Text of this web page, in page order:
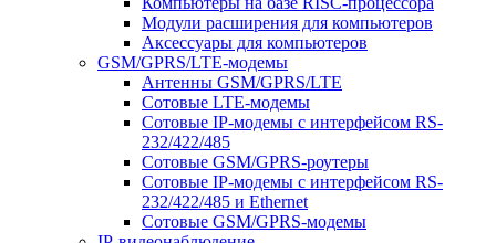
Модули расширения для компьютеров
Аксессуары для компьютеров
GSM/GPRS/LTE-модемы
Антенны GSM/GPRS/LTE
Сотовые LTE-модемы
Сотовые IP-модемы с интерфейсом RS-
232/422/485
Сотовые GSM/GPRS-роутеры
Сотовые IP-модемы с интерфейсом RS-
232/422/485 и Ethernet
Сотовые GSM/GPRS-модемы